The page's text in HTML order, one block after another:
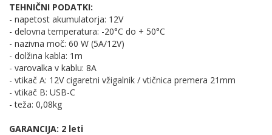
TEHNIČNI PODATKI:
- napetost akumulatorja: 12V
- delovna temperatura: -20°C do + 50°C
- nazivna moč: 60 W (5A/12V)
- dolžina kabla: 1m
- varovalka v kablu: 8A
- vtikač A: 12V cigaretni vžigalnik / vtičnica premera 21mm
- vtikač B: USB-C
- teža: 0,08kg
GARANCIJA: 2 leti